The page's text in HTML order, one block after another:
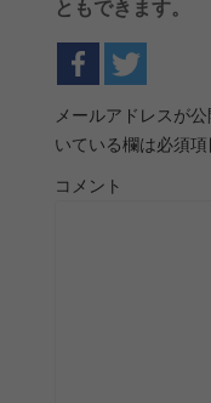
ともできます。
メールアドレスが
いている欄は必須項
コメント